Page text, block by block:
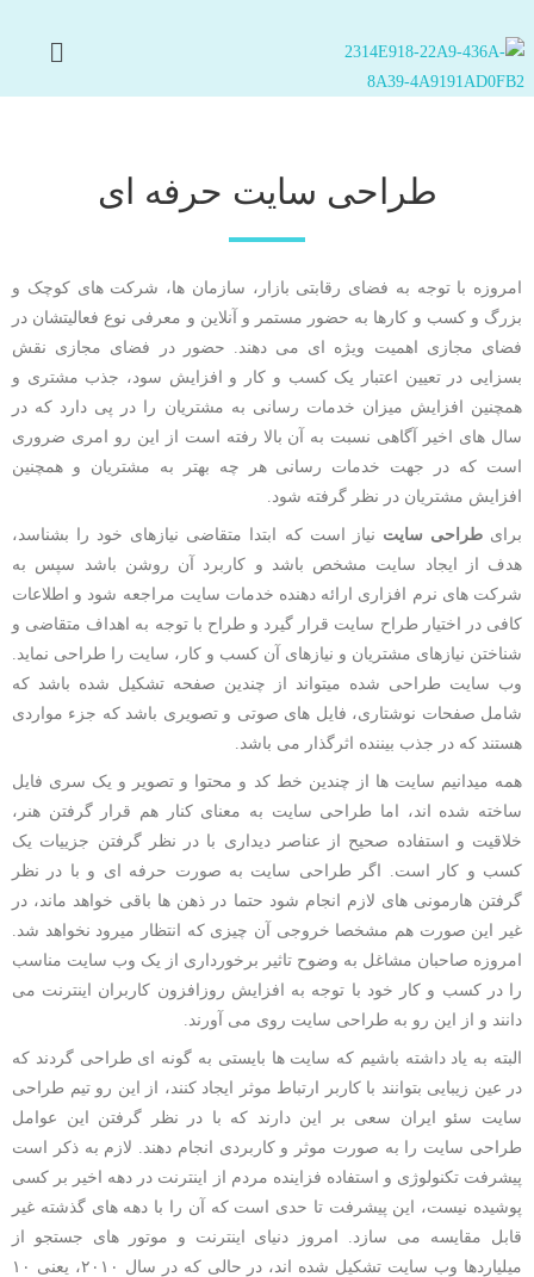
طراحی سایت حرفه ای
امروزه با توجه به فضای رقابتی بازار، سازمان ها، شرکت های کوچک و
بزرگ و کسب و کارها به حضور مستمر و آنلاین و معرفی نوع فعالیتشان در
فضای مجازی اهمیت ویژه ای می دهند. حضور در فضای مجازی نقش
بسزایی در تعیین اعتبار یک کسب و کار و افزایش سود، جذب مشتری و
همچنین افزایش میزان خدمات رسانی به مشتریان را در پی دارد که در
سال های اخیر آگاهی نسبت به آن بالا رفته است از این رو امری ضروری
است که در جهت خدمات رسانی هر چه بهتر به مشتریان و همچنین
افزایش مشتریان در نظر گرفته شود.
برایطراحی سایت نیاز است که ابتدا متقاضی نیازهای خود را بشناسد،
هدف از ایجاد سایت مشخص باشد و کاربرد آن روشن باشد سپس به
شرکت های نرم افزاری ارائه دهنده خدمات سایت مراجعه شود و اطلاعات
کافی در اختیار طراح سایت قرار گیرد و طراح با توجه به اهداف متقاضی و
شناختن نیازهای مشتریان و نیازهای آن کسب و کار، سایت را طراحی نماید.
وب سایت طراحی شده میتواند از چندین صفحه تشکیل شده باشد که
شامل صفحات نوشتاری، فایل های صوتی و تصویری باشد که جزء مواردی
هستند که در جذب بیننده اثرگذار می باشد.
همه میدانیم سایت ها از چندین خط کد و محتوا و تصویر و یک سری فایل
ساخته شده اند، اما طراحی سایت به معنای کنار هم قرار گرفتن هنر،
خلاقیت و استفاده صحیح از عناصر دیداری با در نظر گرفتن جزییات یک
کسب و کار است. اگر طراحی سایت به صورت حرفه ای و با در نظر
گرفتن هارمونی های لازم انجام شود حتما در ذهن ها باقی خواهد ماند، در
غیر این صورت هم مشخصا خروجی آن چیزی که انتظار میرود نخواهد شد.
امروزه صاحبان مشاغل به وضوح تاثیر برخورداری از یک وب سایت مناسب
را در کسب و کار خود با توجه به افزایش روزافزون کاربران اینترنت می
دانند و از این رو به طراحی سایت روی می آورند.
البته به یاد داشته باشیم که سایت ها بایستی به گونه ای طراحی گردند که
در عین زیبایی بتوانند با کاربر ارتباط موثر ایجاد کنند، از این رو تیم طراحی
سایت سئو ایران سعی بر این دارند که با در نظر گرفتن این عوامل
طراحی سایت را به صورت موثر و کاربردی انجام دهند. لازم به ذکر است
پیشرفت تکنولوژی و استفاده فزاینده مردم از اینترنت در دهه اخیر بر کسی
پوشیده نیست، این پیشرفت تا حدی است که آن را با دهه های گذشته غیر
قابل مقایسه می سازد. امروز دنیای اینترنت و موتور های جستجو از
میلیاردها وب سایت تشکیل شده اند، در حالی که در سال ۲۰۱۰، یعنی ۱۰